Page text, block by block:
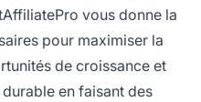
vous donne la
pour maximiser la
de croissance et
en faisant des